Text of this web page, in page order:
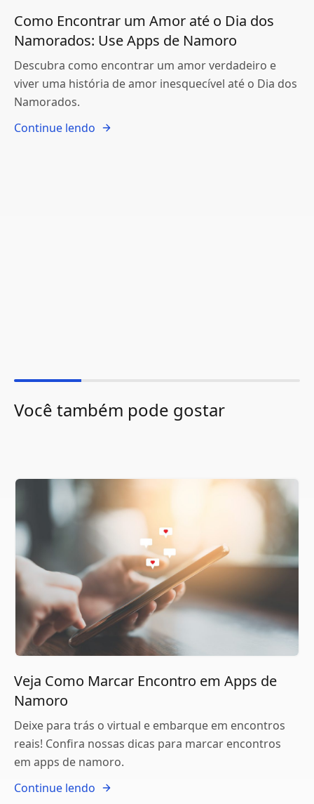
Como Encontrar um Amor até o Dia dos
Namorados: Use Apps de Namoro
Descubra como encontrar um amor verdadeiro e
viver uma história de amor inesquecível até o Dia dos
Namorados.
Continue lendo
Você também pode gostar
Veja Como Marcar Encontro em Apps de
Namoro
Deixe para trás o virtual e embarque em encontros
reais! Confira nossas dicas para marcar encontros
em apps de namoro.
Continue lendo